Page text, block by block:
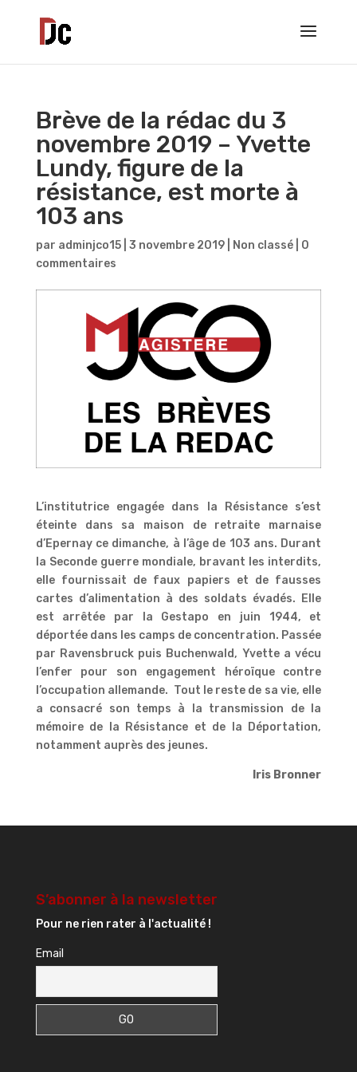
Brève de la rédac du 3
novembre 2019 – Yvette
Lundy, figure de la
résistance, est morte à
103 ans
par adminjco15| 3 novembre 2019| Non classé| 0
commentaires
L’institutrice engagée dans la Résistance s’est
éteinte dans sa maison de retraite marnaise
d’Epernay ce dimanche, à l’âge de 103 ans. Durant
la Seconde guerre mondiale, bravant les interdits,
elle fournissait de faux papiers et de fausses
cartes d’alimentation à des soldats évadés. Elle
est arrêtée par la Gestapo en juin 1944, et
déportée dans les camps de concentration. Passée
par Ravensbruck puis Buchenwald, Yvette a vécu
l’enfer pour son engagement héroïque contre
l’occupation allemande. Tout le reste de sa vie, elle
a consacré son temps à la transmission de la
mémoire de la Résistance et de la Déportation,
notamment auprès des jeunes.
Iris Bronner
S’abonner à la newsletter
Pour ne rien rater à l'actualité !
Email